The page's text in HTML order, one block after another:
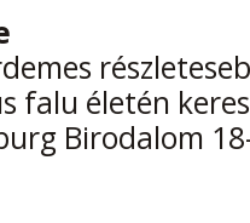
falu életén
Birodalom